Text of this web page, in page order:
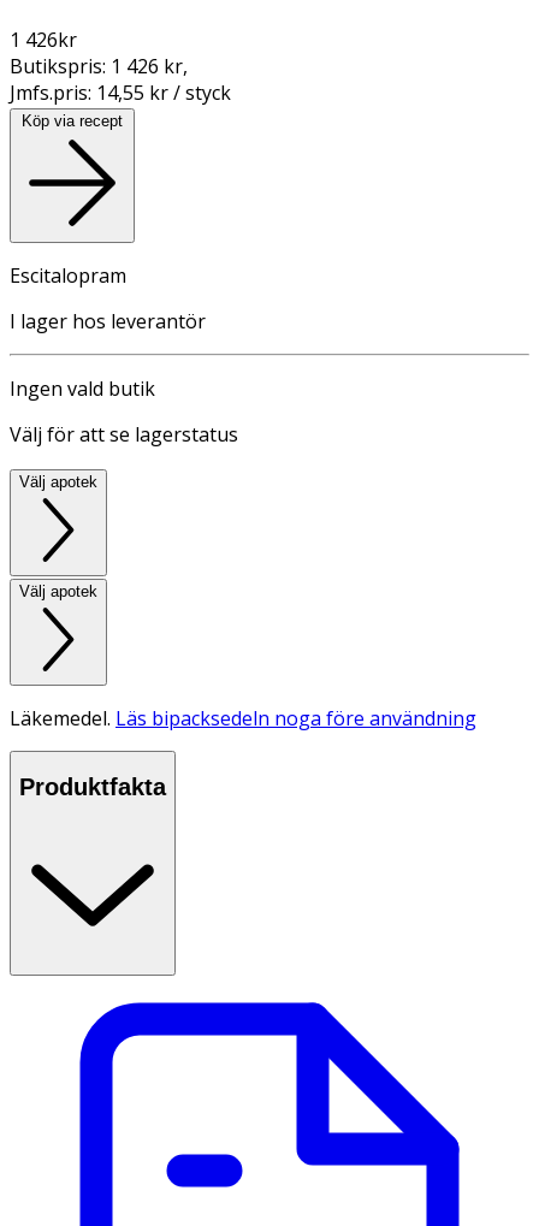
1 426kr
Butikspris: 1 426 kr,
Jmfs.pris: 14,55 kr / styck
Köp via recept
Escitalopram
I lager hos leverantör
Ingen vald butik
Välj för att se lagerstatus
Välj apotek
Välj apotek
Läkemedel. Läs bipacksedeln noga före användning
Produktfakta